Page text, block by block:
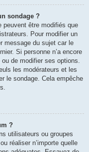
sondage ?
peuvent être modifiés que
Pour modifier un
message du sujet car le
Si personne n’a encore
de modifier ses options.
les modérateurs et les
le sondage. Cela empêche
?
utilisateurs ou groupes
réaliser n’importe quelle